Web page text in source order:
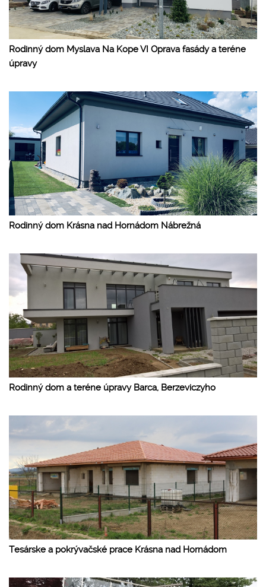
Rodinný dom Myslava Na Kope VI Oprava fasády a teréne
úpravy
Rodinný dom Krásna nad Hornádom Nábrežná
Rodinný dom a teréne úpravy Barca, Berzeviczyho
Tesárske a pokrývačské prace Krásna nad Hornádom